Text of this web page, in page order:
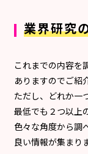
業界研究
これまでの内容を
ありますのでご紹
ただし、どれか一
最低でも２つ以上
色々な角度から調
良い情報が集まり